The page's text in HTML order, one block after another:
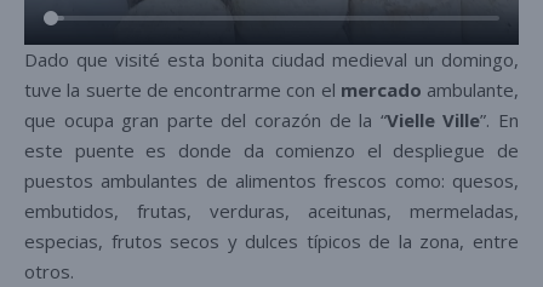
Dado que visité esta bonita ciudad medieval un domingo,
tuve la suerte de encontrarme con el mercado ambulante,
que ocupa gran parte del corazón de la “Vielle Ville”. En
este puente es donde da comienzo el despliegue de
puestos ambulantes de alimentos frescos como: quesos,
embutidos, frutas, verduras, aceitunas, mermeladas,
especias, frutos secos y dulces típicos de la zona, entre
otros.